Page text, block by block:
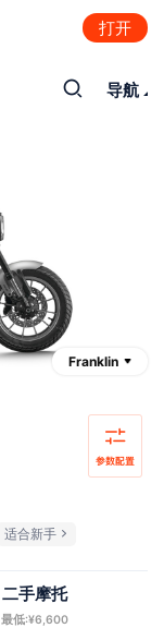
打开
导航
Franklin
适合新手
二手摩托
最低:¥6,600